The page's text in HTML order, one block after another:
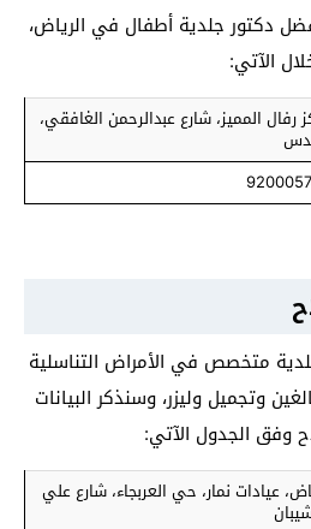
دكتور جلدية أطفال في الرياض،
الآتي:
رفال المميز، شارع عبدالرحمن الغافقي،
متخصص في الأمراض التناسلية
وتجميل وليزر، وسنذكر البيانات
وفق الجدول الآتي:
عيادات نمار، حي العربجاء، شارع علي